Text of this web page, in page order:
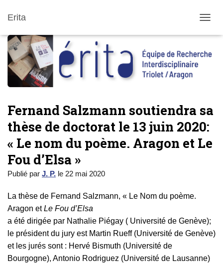
Erita
Fernand Salzmann soutiendra sa
thèse de doctorat le 13 juin 2020:
« Le nom du poème. Aragon et Le
Fou d’Elsa »
Publié par J. P. le 22 mai 2020
La thèse de Fernand Salzmann, « Le Nom du poème.
Aragon etLe Fou d’Elsa
a été dirigée par Nathalie Piégay ( Université de Genève);
le président du jury est Martin Rueff (Université de Genève)
et les jurés sont : Hervé Bismuth (Université de
Bourgogne), Antonio Rodriguez (Université de Lausanne)